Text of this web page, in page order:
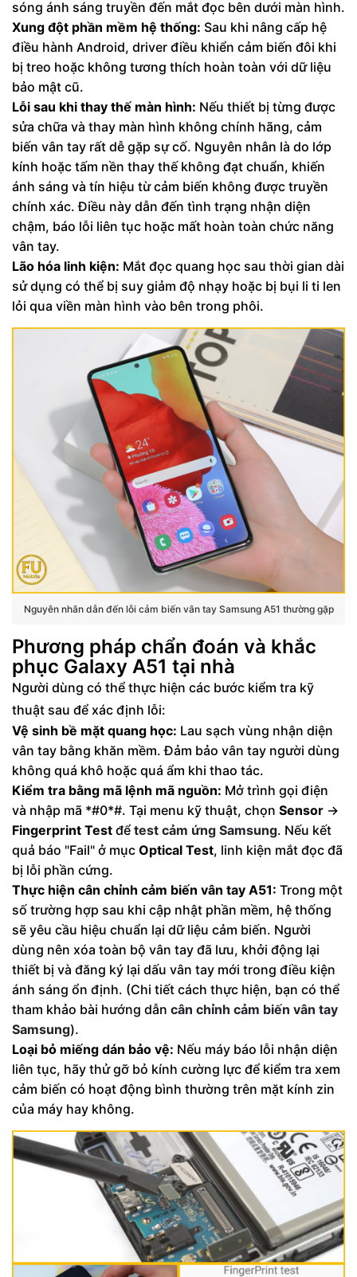
sóng ánh sáng truyền đến mắt đọc bên dưới màn hình.
Xung đột phần mềm hệ thống: Sau khi nâng cấp hệ
điều hành Android, driver điều khiển cảm biến đôi khi
bị treo hoặc không tương thích hoàn toàn với dữ liệu
bảo mật cũ.
Lỗi sau khi thay thế màn hình: Nếu thiết bị từng được
sửa chữa và thay màn hình không chính hãng, cảm
biến vân tay rất dễ gặp sự cố. Nguyên nhân là do lớp
kính hoặc tấm nền thay thế không đạt chuẩn, khiến
ánh sáng và tín hiệu từ cảm biến không được truyền
chính xác. Điều này dẫn đến tình trạng nhận diện
chậm, báo lỗi liên tục hoặc mất hoàn toàn chức năng
vân tay.
Lão hóa linh kiện: Mắt đọc quang học sau thời gian dài
sử dụng có thể bị suy giảm độ nhạy hoặc bị bụi li ti len
lỏi qua viền màn hình vào bên trong phôi.
Nguyên nhân dẫn đến lỗi cảm biến vân tay Samsung A51 thường gặp
Phương pháp chẩn đoán và khắc
phục Galaxy A51 tại nhà
Người dùng có thể thực hiện các bước kiểm tra kỹ
thuật sau để xác định lỗi:
Vệ sinh bề mặt quang học: Lau sạch vùng nhận diện
vân tay bằng khăn mềm. Đảm bảo vân tay người dùng
không quá khô hoặc quá ẩm khi thao tác.
Kiểm tra bằng mã lệnh mã nguồn: Mở trình gọi điện
và nhập mã *#0*#. Tại menu kỹ thuật, chọn Sensor ->
Fingerprint Test để test cảm ứng Samsung. Nếu kết
quả báo "Fail" ở mục Optical Test, linh kiện mắt đọc đã
bị lỗi phần cứng.
Thực hiện cân chỉnh cảm biến vân tay A51: Trong một
số trường hợp sau khi cập nhật phần mềm, hệ thống
sẽ yêu cầu hiệu chuẩn lại dữ liệu cảm biến. Người
dùng nên xóa toàn bộ vân tay đã lưu, khởi động lại
thiết bị và đăng ký lại dấu vân tay mới trong điều kiện
ánh sáng ổn định. (Chi tiết cách thực hiện, bạn có thể
tham khảo bài hướng dẫn cân chỉnh cảm biến vân tay
Samsung).
Loại bỏ miếng dán bảo vệ: Nếu máy báo lỗi nhận diện
liên tục, hãy thử gỡ bỏ kính cường lực để kiểm tra xem
cảm biến có hoạt động bình thường trên mặt kính zin
của máy hay không.